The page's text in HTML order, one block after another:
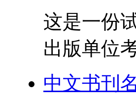
这是一份
出版单位
中文书刊